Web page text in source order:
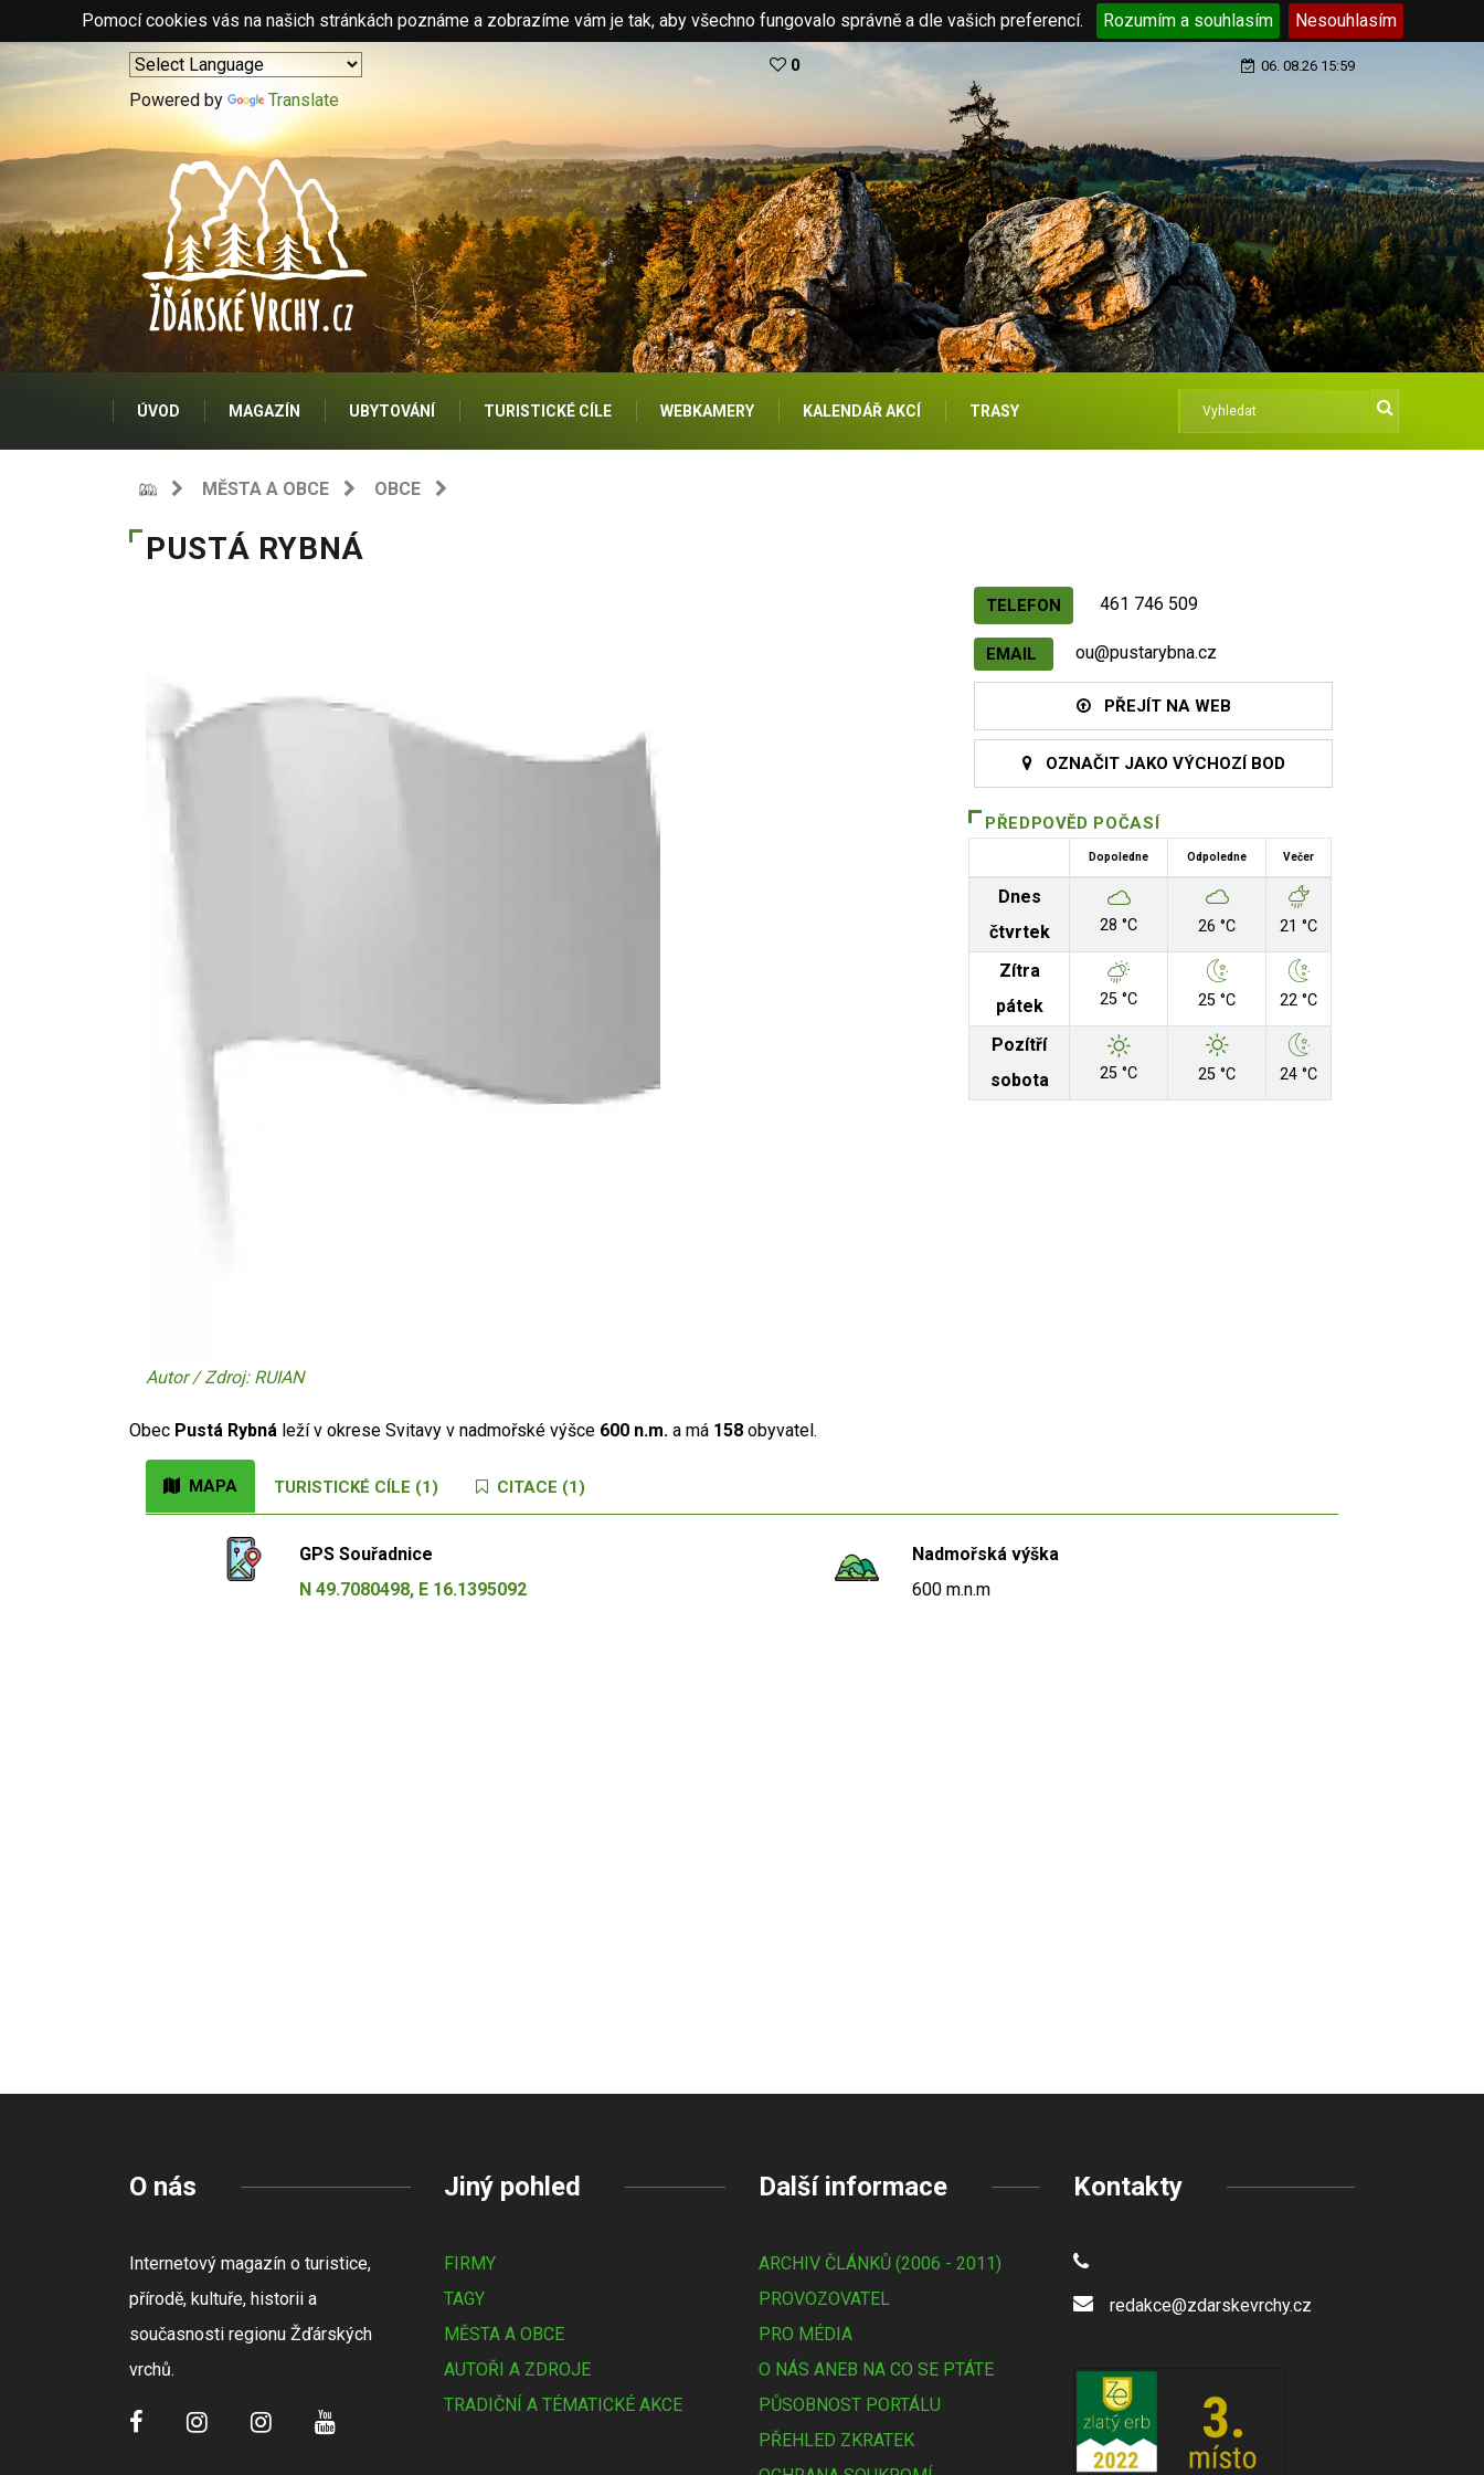
Pomocí cookies vás na našich stránkách poznáme a zobrazíme vám je tak, aby všechno fungovalo správně a dle vašich preferencí. Rozumím a souhlasím Nesouhlasím
Powered by Translate
0 06. 08.26 15:59
ÚVOD MAGAZÍN UBYTOVÁNÍ TURISTICKÉ CÍLE WEBKAMERY KALENDÁŘ AKCÍ TRASY
MĚSTA A OBCE OBCE
PUSTÁ RYBNÁ
Autor / Zdroj: RUIAN
TELEFON 461 746 509
EMAIL ou@pustarybna.cz
PŘEJÍT NA WEB
OZNAČIT JAKO VÝCHOZÍ BOD
PŘEDPOVĚD POČASÍ
Dopoledne Odpoledne Večer
Dnes
čtvrtek
28 °C 26 °C 21 °C
Zítra
pátek
25 °C 25 °C 22 °C
Pozítří
sobota
25 °C 25 °C 24 °C
Obec Pustá Rybná leží v okrese Svitavy v nadmořské výšce 600 n.m. a má 158 obyvatel.
MAPA TURISTICKÉ CÍLE (1) CITACE (1)
GPS Souřadnice
N 49.7080498, E 16.1395092
Nadmořská výška
600 m.n.m
O nás
Internetový magazín o turistice,
přírodě, kultuře, historii a
současnosti regionu Žďárských
vrchů.
Jiný pohled
FIRMY
TAGY
MĚSTA A OBCE
AUTOŘI A ZDROJE
TRADIČNÍ A TÉMATICKÉ AKCE
Další informace
ARCHIV ČLÁNKŮ (2006 - 2011)
PROVOZOVATEL
PRO MÉDIA
O NÁS ANEB NA CO SE PTÁTE
PŮSOBNOST PORTÁLU
PŘEHLED ZKRATEK
Kontakty
redakce@zdarskevrchy.cz